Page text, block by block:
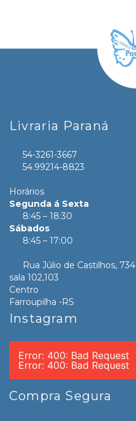
Livraria Paraná
54-3261-3667
54.99214-8823
Horários
Segunda á Sexta
8:45 – 18:30
Sábados
8:45 – 17:00
Rua Júlio de Castilhos, 734
sala 102,103
Centro
Farroupilha -RS
Instagram
Error: 400: Bad Request
Error: 400: Bad Request
Compra Segura